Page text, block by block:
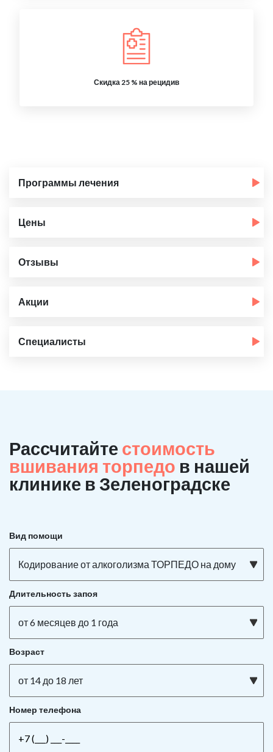
Скидка 25 % на рецидив
Программы лечения
Цены
Отзывы
Акции
Специалисты
Рассчитайте стоимость
вшивания торпедо в нашей
клинике в Зеленоградске
Вид помощи
Кодирование от алкоголизма ТОРПЕДО на дому
Длительность запоя
от 6 месяцев до 1 года
Возраст
от 14 до 18 лет
Номер телефона